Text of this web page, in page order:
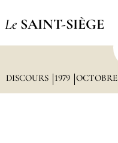
Le SAINT-SIÈGE
DISCOURS 1979 OCTOBRE